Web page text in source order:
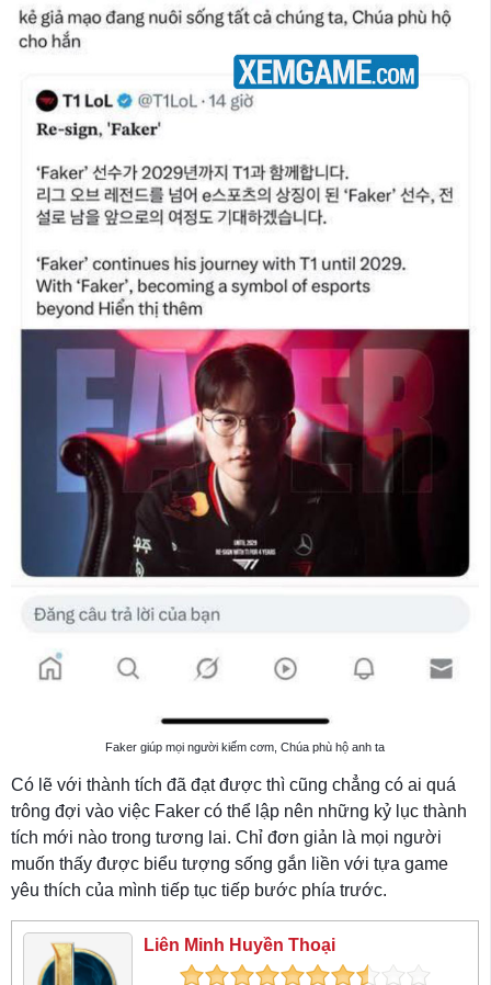
Faker giúp mọi người kiếm cơm, Chúa phù hộ anh ta
Có lẽ với thành tích đã đạt được thì cũng chẳng có ai quá
trông đợi vào việc Faker có thể lập nên những kỷ lục thành
tích mới nào trong tương lai. Chỉ đơn giản là mọi người
muốn thấy được biểu tượng sống gắn liền với tựa game
yêu thích của mình tiếp tục tiếp bước phía trước.
Liên Minh Huyền Thoại